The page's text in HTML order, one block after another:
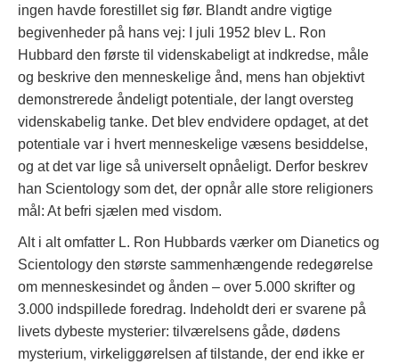
ingen havde forestillet sig før. Blandt andre vigtige
begivenheder på hans vej: I juli 1952 blev L. Ron
Hubbard den første til videnskabeligt at indkredse, måle
og beskrive den menneskelige ånd, mens han objektivt
demonstrerede åndeligt potentiale, der langt oversteg
videnskabelig tanke. Det blev endvidere opdaget, at det
potentiale var i hvert menneskelige væsens besiddelse,
og at det var lige så universelt opnåeligt. Derfor beskrev
han Scientology som det, der opnår alle store religioners
mål: At befri sjælen med visdom.
Alt i alt omfatter L. Ron Hubbards værker om Dianetics og
Scientology den største sammenhængende redegørelse
om menneskesindet og ånden – over 5.000 skrifter og
3.000 indspillede foredrag. Indeholdt deri er svarene på
livets dybeste mysterier: tilværelsens gåde, dødens
mysterium, virkeliggørelsen af tilstande, der end ikke er